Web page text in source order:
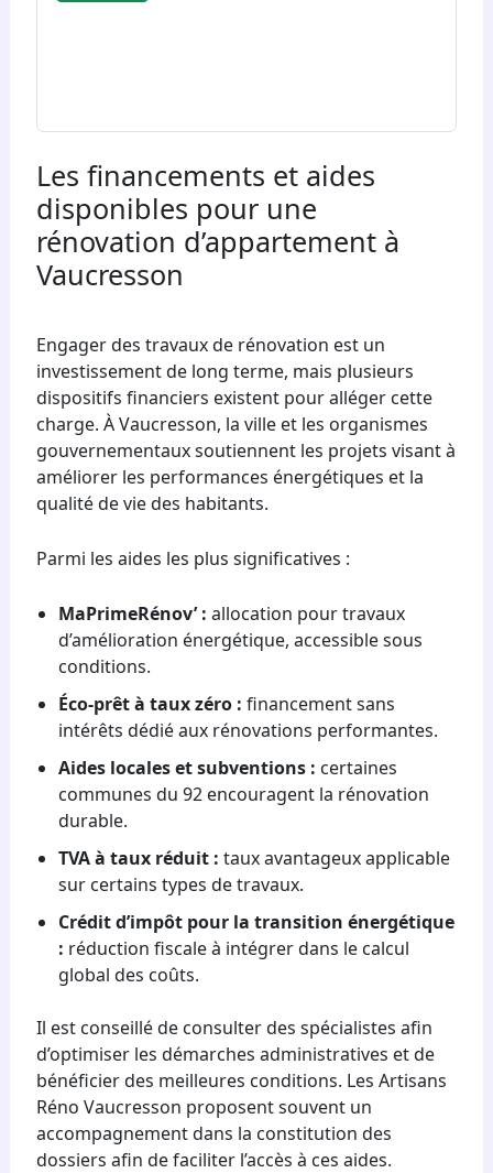
Les financements et aides
disponibles pour une
rénovation d’appartement à
Vaucresson
Engager des travaux de rénovation est un
investissement de long terme, mais plusieurs
dispositifs financiers existent pour alléger cette
charge. À Vaucresson, la ville et les organismes
gouvernementaux soutiennent les projets visant à
améliorer les performances énergétiques et la
qualité de vie des habitants.
Parmi les aides les plus significatives :
MaPrimeRénov’ : allocation pour travaux
d’amélioration énergétique, accessible sous
conditions.
Éco-prêt à taux zéro : financement sans
intérêts dédié aux rénovations performantes.
Aides locales et subventions : certaines
communes du 92 encouragent la rénovation
durable.
TVA à taux réduit : taux avantageux applicable
sur certains types de travaux.
Crédit d’impôt pour la transition énergétique
: réduction fiscale à intégrer dans le calcul
global des coûts.
Il est conseillé de consulter des spécialistes afin
d’optimiser les démarches administratives et de
bénéficier des meilleures conditions. Les Artisans
Réno Vaucresson proposent souvent un
accompagnement dans la constitution des
dossiers afin de faciliter l’accès à ces aides.